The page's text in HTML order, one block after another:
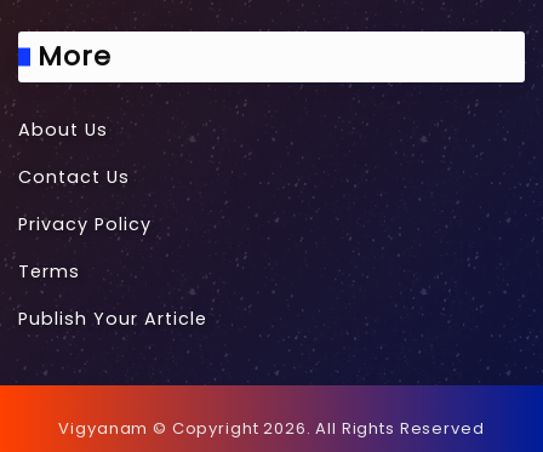
More
About Us
Contact Us
Privacy Policy
Terms
Publish Your Article
Vigyanam © Copyright 2026. All Rights Reserved